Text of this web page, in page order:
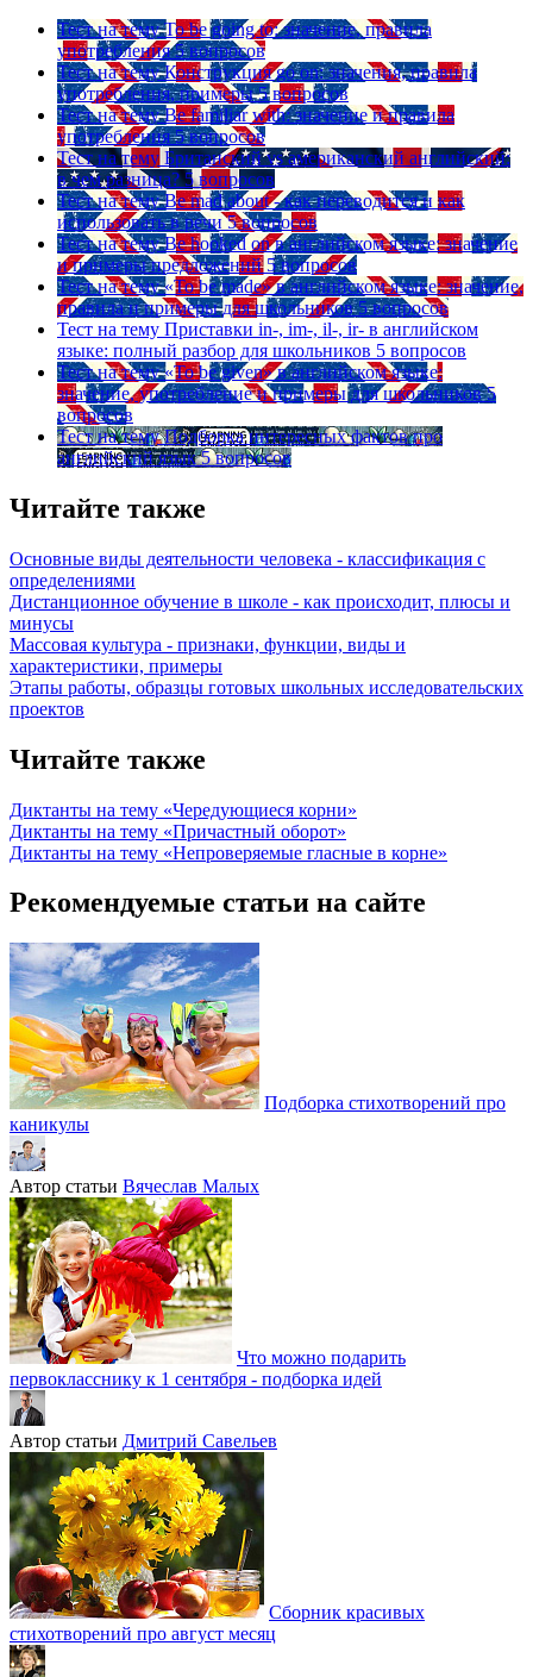
Тест на тему To be going to: значение, правила
употребления 5 вопросов
Тест на тему Конструкция go on: значения, правила
употребления, примеры 5 вопросов
Тест на тему Be familiar with: значение и правила
употребления 5 вопросов
Тест на тему Британский vs американский английский:
в чем разница? 5 вопросов
Тест на тему Be mad about - как переводится и как
использовать в речи 5 вопросов
Тест на тему Be hooked on в английском языке: значение
и примеры предложений 5 вопросов
Тест на тему «To be made» в английском языке: значение,
правила и примеры для школьников 5 вопросов
Тест на тему Приставки in-, im-, il-, ir- в английском
языке: полный разбор для школьников 5 вопросов
Тест на тему «To be given» в английском языке:
значение, употребление и примеры для школьников 5
вопросов
Тест на тему Подборка интересных фактов про
английский язык 5 вопросов
Читайте также
Основные виды деятельности человека - классификация с
определениями
Дистанционное обучение в школе - как происходит, плюсы и
минусы
Массовая культура - признаки, функции, виды и
характеристики, примеры
Этапы работы, образцы готовых школьных исследовательских
проектов
Читайте также
Диктанты на тему «Чередующиеся корни»
Диктанты на тему «Причастный оборот»
Диктанты на тему «Непроверяемые гласные в корне»
Рекомендуемые статьи на сайте
Подборка стихотворений про
каникулы
Автор статьи Вячеслав Малых
Что можно подарить
первокласснику к 1 сентября - подборка идей
Автор статьи Дмитрий Савельев
Сборник красивых
стихотворений про август месяц